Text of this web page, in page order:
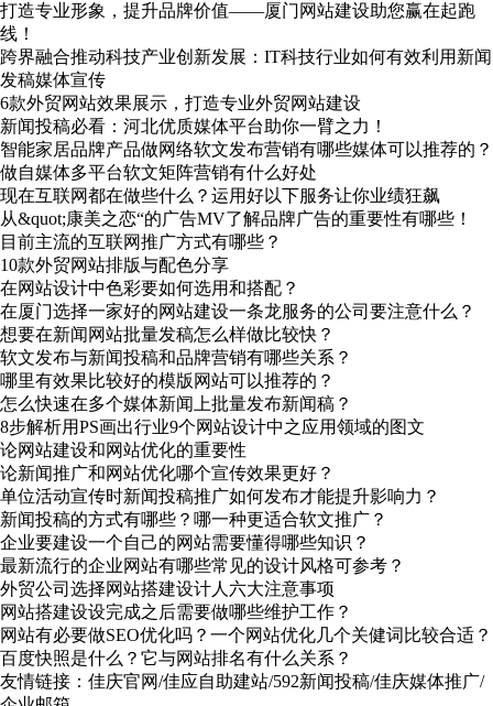
打造专业形象，提升品牌价值——厦门网站建设助您赢在起跑
线！
跨界融合推动科技产业创新发展：IT科技行业如何有效利用新闻
发稿媒体宣传
6款外贸网站效果展示，打造专业外贸网站建设
新闻投稿必看：河北优质媒体平台助你一臂之力！
智能家居品牌产品做网络软文发布营销有哪些媒体可以推荐的？
做自媒体多平台软文矩阵营销有什么好处
现在互联网都在做些什么？运用好以下服务让你业绩狂飙
从&quot;康美之恋“的广告MV了解品牌广告的重要性有哪些！
目前主流的互联网推广方式有哪些？
10款外贸网站排版与配色分享
在网站设计中色彩要如何选用和搭配？
在厦门选择一家好的网站建设一条龙服务的公司要注意什么？
想要在新闻网站批量发稿怎么样做比较快？
软文发布与新闻投稿和品牌营销有哪些关系？
哪里有效果比较好的模版网站可以推荐的？
怎么快速在多个媒体新闻上批量发布新闻稿？
8步解析用PS画出行业9个网站设计中之应用领域的图文
论网站建设和网站优化的重要性
论新闻推广和网站优化哪个宣传效果更好？
单位活动宣传时新闻投稿推广如何发布才能提升影响力？
新闻投稿的方式有哪些？哪一种更适合软文推广？
企业要建设一个自己的网站需要懂得哪些知识？
最新流行的企业网站有哪些常见的设计风格可参考？
外贸公司选择网站搭建设计人六大注意事项
网站搭建设设完成之后需要做哪些维护工作？
网站有必要做SEO优化吗？一个网站优化几个关健词比较合适？
百度快照是什么？它与网站排名有什么关系？
友情链接： 佳庆官网/佳应自助建站/592新闻投稿/佳庆媒体推广/